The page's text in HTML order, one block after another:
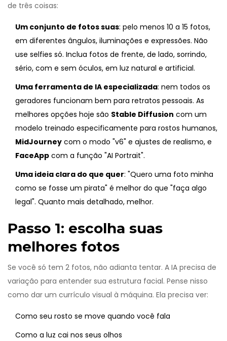
de três coisas:
Um conjunto de fotos suas: pelo menos 10 a 15 fotos,
em diferentes ângulos, iluminações e expressões. Não
use selfies só. Inclua fotos de frente, de lado, sorrindo,
sério, com e sem óculos, em luz natural e artificial.
Uma ferramenta de IA especializada: nem todos os
geradores funcionam bem para retratos pessoais. As
melhores opções hoje são Stable Diffusion com um
modelo treinado especificamente para rostos humanos,
MidJourney com o modo "v6" e ajustes de realismo, e
FaceApp com a função "AI Portrait".
Uma ideia clara do que quer: "Quero uma foto minha
como se fosse um pirata" é melhor do que "faça algo
legal". Quanto mais detalhado, melhor.
Passo 1: escolha suas
melhores fotos
Se você só tem 2 fotos, não adianta tentar. A IA precisa de
variação para entender sua estrutura facial. Pense nisso
como dar um currículo visual à máquina. Ela precisa ver:
Como seu rosto se move quando você fala
Como a luz cai nos seus olhos